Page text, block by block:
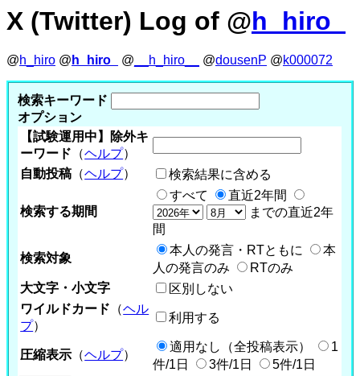
X (Twitter) Log of @h_hiro_
@h_hiro @ h_hiro_ @ __h_hiro__ @dousenP @k000072
検索キーワード
オプション
【試験運用中】除外キ
ーワード （ヘルプ）
自動投稿 （ヘルプ） 検索結果に含める
検索する期間
すべて
直近2年間
までの直近2年
間
検索対象
本人の発言・RTともに
本
人の発言のみ
RTのみ
大文字・小文字
区別しない
ワイルドカード （ヘル
プ）
利用する
圧縮表示 （ヘルプ）
適用なし（全投稿表示）
1
件/1日
3件/1日 5件/1日